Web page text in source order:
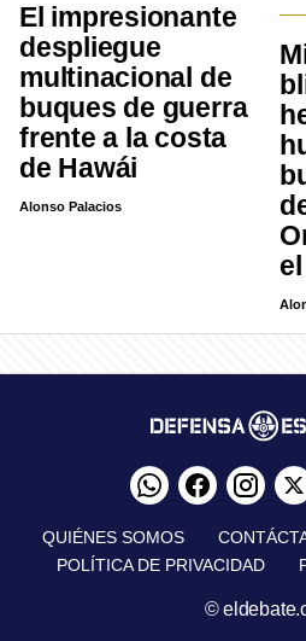
El impresionante
despliegue
multinacional de
buques de guerra
frente a la costa
de Hawái
Alonso Palacios
QUIÉNES SOMOS
POLÍTICA DE PRIVACIDAD
©